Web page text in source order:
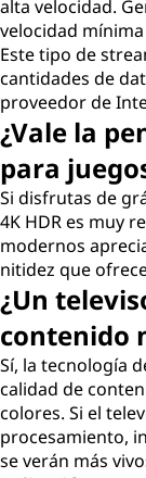
alta velocidad.
velocidad
Este tipo de
cantidades de
proveedor de
¿Vale la
para
Si disfrutas de
4K HDR es muy
modernos
nitidez que
¿Un
contenido
Sí, la tecnología
calidad de
colores. Si el
procesamiento,
se verán más